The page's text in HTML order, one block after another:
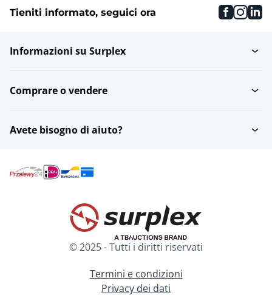
Conifere Alberi da frutta
palla
Ulivi Alberi sempreverdi
Tieniti informato, seguici ora
Informazioni su Surplex
Comprare o vendere
Avete bisogno di aiuto?
© 2025 - Tutti i diritti riservati
Termini e condizioni
Privacy dei dati